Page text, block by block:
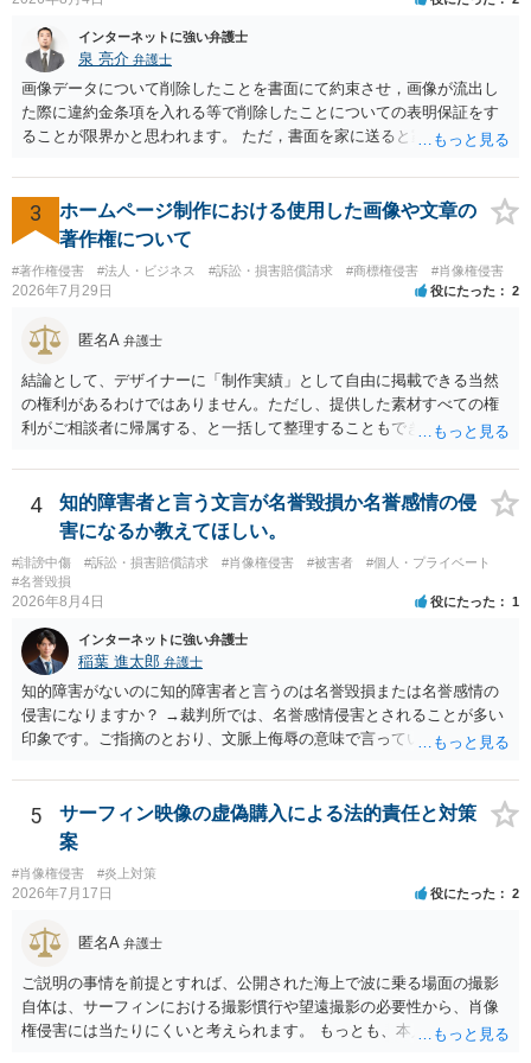
断されます。広告収益があることは「商業的目的」を強く示す要素で
すが、それだけで直ちに侵害となるわけではありません。完全無償・
非営利であれば「表現の自由」「創作物」としての側面が強く評価さ
れる可能性があります。一方、広告収益がある場合は「商業利用」と
しての色彩が強まり、リスクが高まる可能性があります。 公開前に変
更・確認しておく事項については、公開の場でアドバイスするにも限
界があるかと思うので、資料等を持参の上、弁護士に相談されること
も一つかと存じます。
インターネットに強い弁護士
泉 亮介 弁護士
画像データについて削除したことを書面にて約束させ，画像が流出し
た際に違約金条項を入れる等で削除したことについての表明保証をす
ることが限界かと思われます。 ただ，書面を家に送ると家族に不貞行
除等を求めることは避けたほうが良いかと思われます。
3
ホームページ制作における使用した画像や文章の
著作権について
#著作権侵害 #法人・ビジネス #訴訟・損害賠償請求 #商標権侵害 #肖像権侵害
2026年7月29日 役にたった 2
匿名A 弁護士
結論として、デザイナーに「制作実績」として自由に掲載できる当然
の権利があるわけではありません。ただし、提供した素材すべての権
利がご相談者に帰属する、と一括して整理することもできません。 ご
身が著作権者です。 他方、ブランド名、文字主体のロゴ、商品情報、
短いキャッチコピー、販売コンセプトなどは、通常、著作物には当た
りません。ただし、ロゴに独自の図形やイラスト等が含まれる場合に
は、その表現部分が著作物となる可能性があります。 また、人物写真
の著作権は撮影者に、肖像に関する権利は被写体本人に帰属します
（著作権法2条・17条）。 ウェブサイト全体に当然に著作権が生じる
等は別として、一般的なレイアウトや配色、依頼者から提供された素
材を希望に沿って配置した部分には、通常、著作物性は認められにく
いと考えられます。仮に具体的な画面構成の一部に創作性が認められ
ても、その権利は当該部分に限られ、ご相談者の写真や文章等を制作
実績として掲載する権限まで当然に生じるものではありません。 もっ
の同意があれば別です。また、単に制作を担当した事実を記載した
り、公開中のサイトへリンクしたりする行為まで当然に禁止できると
は限りません。 人物写真については、通常のSNSへの無断掲載と同
様、掲載目的、態様、必要性、本人の特定可能性等から判断されま
す。営業目的であり、本人も掲載を拒否していることは、違法性を認
める方向の事情となりますが、自動的に肖像権侵害となるわけではあ
りません。 まず、見積書、メール、チャット、デザイナーの利用規約
を確認したうえで、「提供素材及びこれを含む画面の複製・SNS掲載
を許諾しない」と書面で明確に通知することをお勧めします。すでに
掲載された場合は、URL、掲載日時、画面を保存してから削除を求め
てください。
4
知的障害者と言う文言が名誉毀損か名誉感情の侵
害になるか教えてほしい。
#誹謗中傷 #訴訟・損害賠償請求 #肖像権侵害 #被害者
#個人・プライベート
#名誉毀損
2026年8月4日 役にたった 1
インターネットに強い弁護士
稲葉 進太郎 弁護士
知的障害がないのに知的障害者と言うのは名誉毀損または名誉感情の
侵害になりますか？ →裁判所では、名誉感情侵害とされることが多い
印象です。ご指摘のとおり、文脈上侮辱の意味で言っている点も加味
5
サーフィン映像の虚偽購入による法的責任と対策
案
#肖像権侵害 #炎上対策
2026年7月17日 役にたった 2
匿名A 弁護士
ご説明の事情を前提とすれば、公開された海上で波に乗る場面の撮影
自体は、サーフィンにおける撮影慣行や望遠撮影の必要性から、肖像
権侵害には当たりにくいと考えられます。 もっとも、本人の同意前に